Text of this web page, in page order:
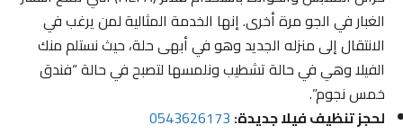
الغبار في الجو مرة أخرى. إنها الخدمة المثالية لمن يرغب في
الانتقال إلى منزله الجديد وهو في أبهى حلة، حيث نستلم منك
الفيلا وهي في حالة تشطيب ونلمسها لتصبح في حالة “فندق
خمس نجوم”.
لحجز تنظيف فيلا جديدة:0543626173